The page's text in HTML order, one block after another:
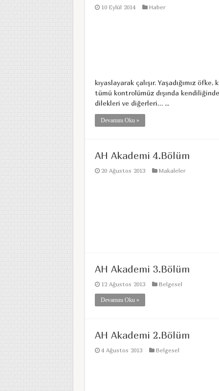
10 Eylül 2014 Haber
kıyaslayarak çalışır. Yaşadığımız
tümü kontrolümüz dışında
dilekleri ve diğerleri… ...
Devamını Oku »
AH Akademi 4.Bölüm
20 Ağustos 2013 Makaleler
AH Akademi 3.Bölüm
12 Ağustos 2013 Belgesel
Devamını Oku »
AH Akademi 2.Bölüm
4 Ağustos 2013 Belgesel